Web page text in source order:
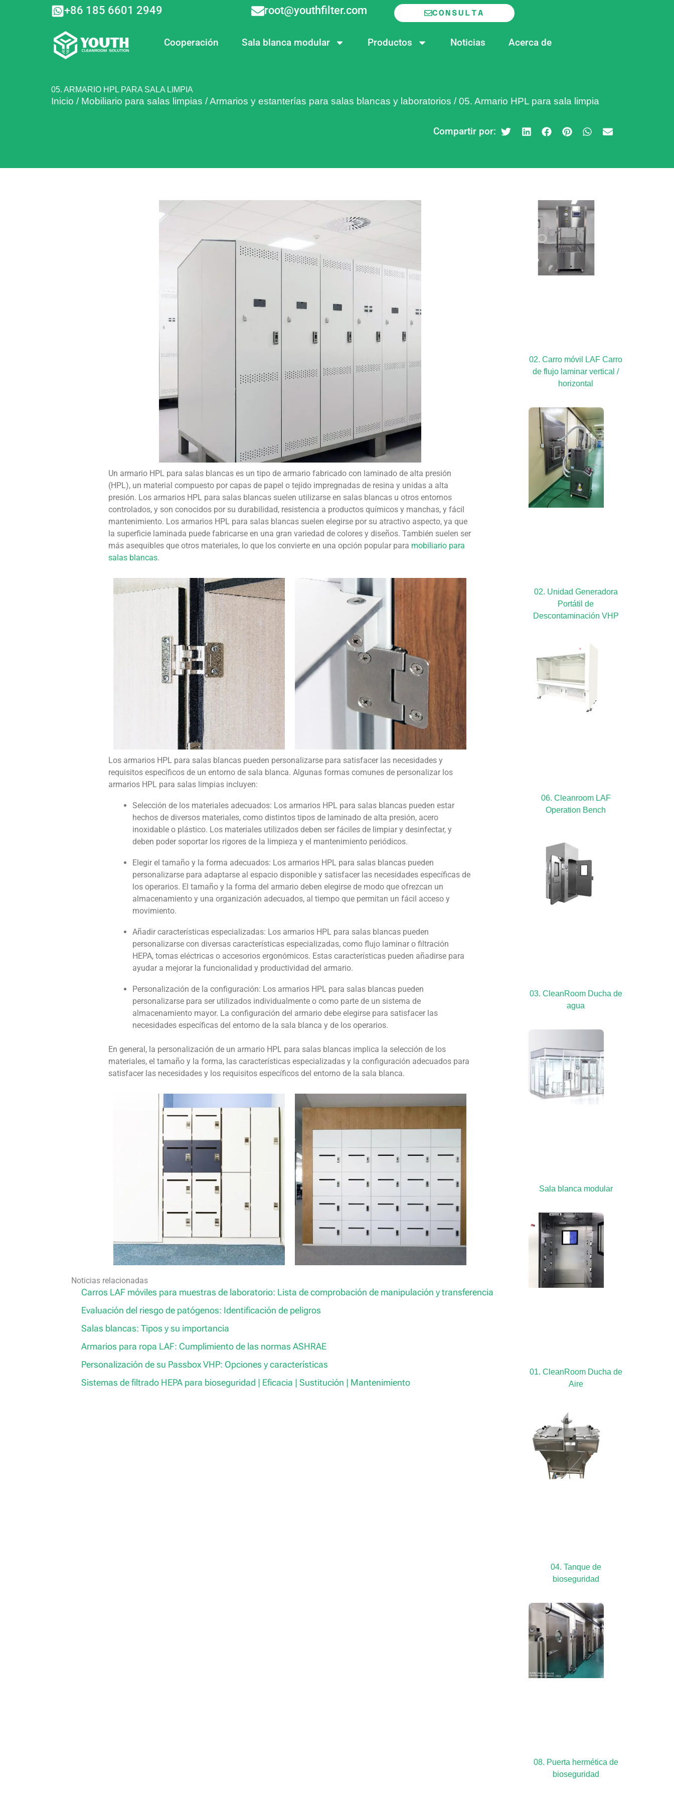
+86 185 6601 2949 root@youthfilter.com CONSULTA
Cooperación Sala blanca modular Productos Noticias Acerca de
05. ARMARIO HPL PARA SALA LIMPIA
Inicio / Mobiliario para salas limpias /Armarios y estanterías para salas blancas y laboratorios /05. Armario HPL para sala limpia
Compartir por:
Un armario HPL para salas blancas es un tipo de armario fabricado con laminado de alta presión
(HPL), un material compuesto por capas de papel o tejido impregnadas de resina y unidas a alta
presión. Los armarios HPL para salas blancas suelen utilizarse en salas blancas u otros entornos
controlados, y son conocidos por su durabilidad, resistencia a productos químicos y manchas, y fácil
mantenimiento. Los armarios HPL para salas blancas suelen elegirse por su atractivo aspecto, ya que
la superficie laminada puede fabricarse en una gran variedad de colores y diseños. También suelen ser
más asequibles que otros materiales, lo que los convierte en una opción popular para mobiliario para
salas blancas.
Los armarios HPL para salas blancas pueden personalizarse para satisfacer las necesidades y
requisitos específicos de un entorno de sala blanca. Algunas formas comunes de personalizar los
armarios HPL para salas limpias incluyen:
Selección de los materiales adecuados: Los armarios HPL para salas blancas pueden estar
hechos de diversos materiales, como distintos tipos de laminado de alta presión, acero
inoxidable o plástico. Los materiales utilizados deben ser fáciles de limpiar y desinfectar, y
deben poder soportar los rigores de la limpieza y el mantenimiento periódicos.
Elegir el tamaño y la forma adecuados: Los armarios HPL para salas blancas pueden
personalizarse para adaptarse al espacio disponible y satisfacer las necesidades específicas de
los operarios. El tamaño y la forma del armario deben elegirse de modo que ofrezcan un
almacenamiento y una organización adecuados, al tiempo que permitan un fácil acceso y
movimiento.
Añadir características especializadas: Los armarios HPL para salas blancas pueden
personalizarse con diversas características especializadas, como flujo laminar o filtración
HEPA, tomas eléctricas o accesorios ergonómicos. Estas características pueden añadirse para
ayudar a mejorar la funcionalidad y productividad del armario.
Personalización de la configuración: Los armarios HPL para salas blancas pueden
personalizarse para ser utilizados individualmente o como parte de un sistema de
almacenamiento mayor. La configuración del armario debe elegirse para satisfacer las
necesidades específicas del entorno de la sala blanca y de los operarios.
En general, la personalización de un armario HPL para salas blancas implica la selección de los
materiales, el tamaño y la forma, las características especializadas y la configuración adecuados para
satisfacer las necesidades y los requisitos específicos del entorno de la sala blanca.
Noticias relacionadas
Carros LAF móviles para muestras de laboratorio: Lista de comprobación de manipulación y transferencia
Evaluación del riesgo de patógenos: Identificación de peligros
Salas blancas: Tipos y su importancia
Armarios para ropa LAF: Cumplimiento de las normas ASHRAE
Personalización de su Passbox VHP: Opciones y características
Sistemas de filtrado HEPA para bioseguridad | Eficacia | Sustitución | Mantenimiento
02. Carro móvil LAF Carro
de flujo laminar vertical /
horizontal
02. Unidad Generadora
Portátil de
Descontaminación VHP
06. Cleanroom LAF
Operation Bench
03. CleanRoom Ducha de
agua
Sala blanca modular
01. CleanRoom Ducha de
Aire
04. Tanque de
bioseguridad
08. Puerta hermética de
bioseguridad